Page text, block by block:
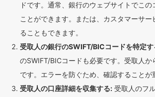
ドです。通常、銀行のウェブサイトでこの
ことができます。または、カスタマーサー
ることもできます。
受取人の銀行のSWIFT/BICコードを特定す
のSWIFT/BICコードも必要です。受取人か
です。エラーを防ぐため、確認することが
受取人の口座詳細を収集する: 受取人のフ